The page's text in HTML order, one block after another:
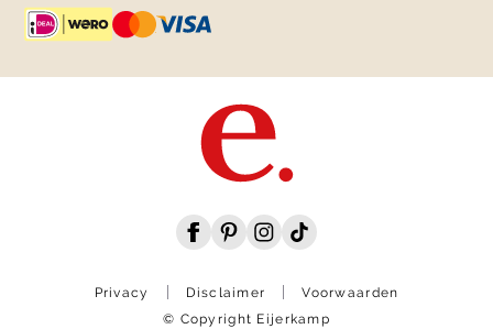
Privacy Disclaimer
Voorwaarden
© Copyright Eijerkamp